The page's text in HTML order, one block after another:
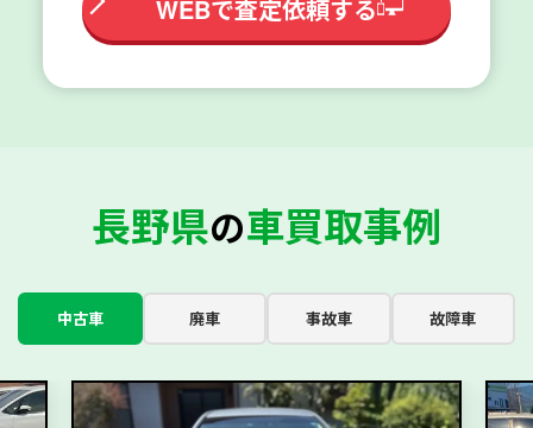
WEBで査定依頼する
長野県の車買取事例
中古車 廃車 事故車 故障車